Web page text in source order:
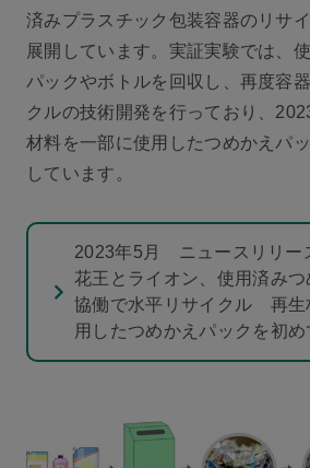
済みプラスチック包装容器のリサ
展開しています。実証実験では、
パックやボトルを回収し、再度容
クルの技術開発を行っており、
材料を一部に使用したつめかえパ
しています。
2023年5月 ニュースリリー
花王とライオン、使用済み
協働で水平リサイクル 再生
用したつめかえパックを初